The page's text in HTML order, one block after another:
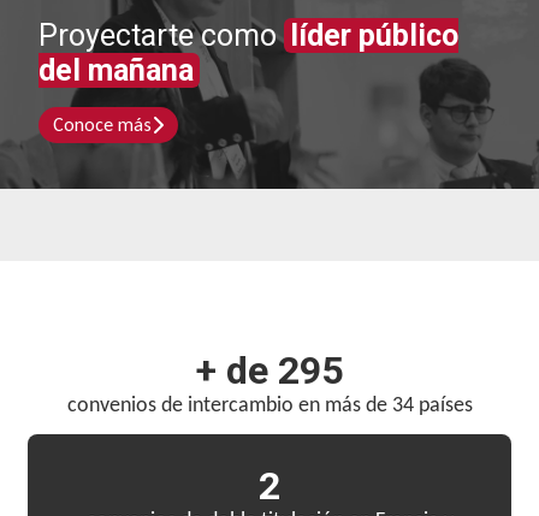
Proyectarte como líder público
del mañana
Conoce más
+ de 295
convenios de intercambio en más de 34 países
2